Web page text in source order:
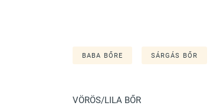
BABA BŐRE SÁRGÁS BŐR
VÖRÖS/LILA BŐR